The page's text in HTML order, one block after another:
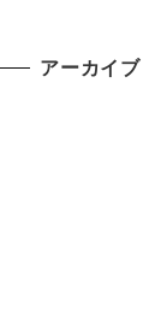
アーカイブ